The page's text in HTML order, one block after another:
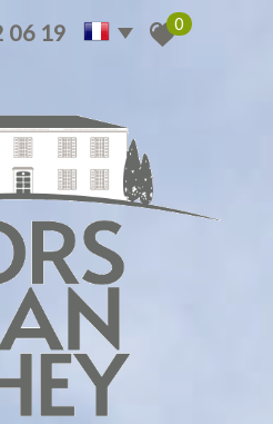
06 19 0